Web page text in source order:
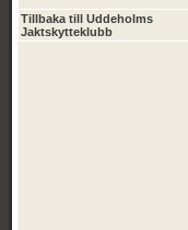
Tillbaka till Uddeholms
Jaktskytteklubb